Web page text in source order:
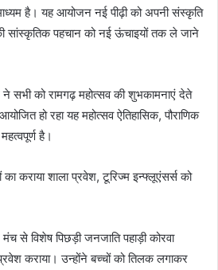
है। यह आयोजन नई पीढ़ी को अपनी संस्कृति
सांस्कृतिक पहचान को नई ऊंचाइयों तक ले जाने
ने सभी को रामगढ़ महोत्सव की शुभकामनाएं देते
हो रहा यह महोत्सव ऐतिहासिक, पौराणिक
है।
का कराया शाला प्रवेश, टूरिज्म इन्फ्लूएंसर्स को
से विशेष पिछड़ी जनजाति पहाड़ी कोरवा
कराया। उन्होंने बच्चों को तिलक लगाकर